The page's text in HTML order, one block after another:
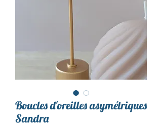
Boucles d'oreilles asymétriques
Sandra